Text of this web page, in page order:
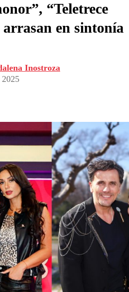
“Teletrece
arrasan en sintonía
Inostroza